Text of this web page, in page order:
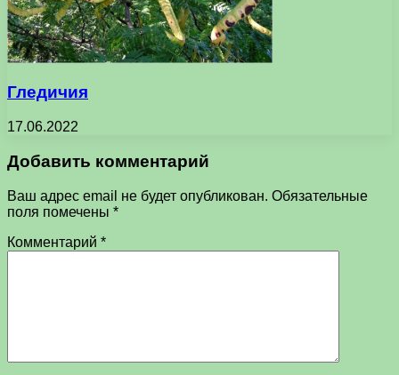
Гледичия
17.06.2022
Добавить комментарий
Ваш адрес email не будет опубликован. Обязательные
поля помечены *
Комментарий *